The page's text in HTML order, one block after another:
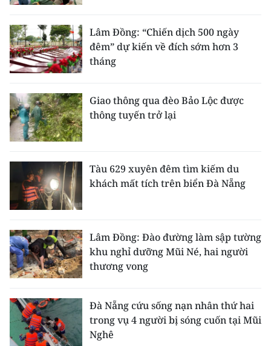
Lâm Đồng: “Chiến dịch 500 ngày
đêm” dự kiến về đích sớm hơn 3
tháng
Giao thông qua đèo Bảo Lộc được
thông tuyến trở lại
Tàu 629 xuyên đêm tìm kiếm du
khách mất tích trên biển Đà Nẵng
Lâm Đồng: Đào đường làm sập tường
khu nghỉ dưỡng Mũi Né, hai người
thương vong
Đà Nẵng cứu sống nạn nhân thứ hai
trong vụ 4 người bị sóng cuốn tại Mũi
Nghê